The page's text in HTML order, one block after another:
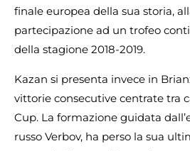
finale europea della sua storia,
partecipazione ad un trofeo
della stagione 2018-2019.
Kazan si presenta invece in
vittorie consecutive centrate tra
Cup. La formazione guidata
russo Verbov, ha perso la sua